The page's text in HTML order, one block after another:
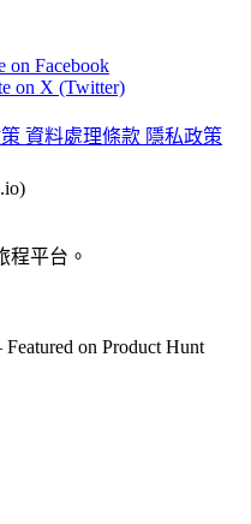
資料處理條款 隱私政策
程平台。